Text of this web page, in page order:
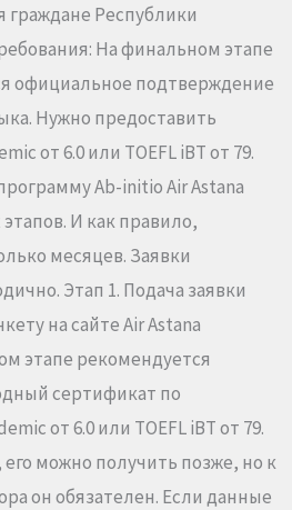
Республики
На финальном этапе
официальное подтверждение
Нужно предоставить
от 6.0 или TOEFL iBT от 79.
Ab-initio Air Astana
И как правило,
месяцев. Заявки
Этап 1. Подача заявки
на сайте Air Astana
этапе рекомендуется
сертификат по
от 6.0 или TOEFL iBT от 79.
можно получить позже, но к
он обязателен. Если данные